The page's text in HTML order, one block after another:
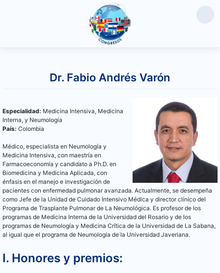
Dr. Fabio Andrés Varón
Especialidad: Medicina Intensiva, Medicina
Interna, y Neumología
País: Colombia
Médico, especialista en Neumología y
Medicina Intensiva, con maestría en
Farmacoeconomía y candidato a Ph.D. en
Biomedicina y Medicina Aplicada, con
énfasis en el manejo e investigación de
pacientes con enfermedad pulmonar avanzada. Actualmente, se desempeña
como Jefe de la Unidad de Cuidado Intensivo Médica y director clínico del
Programa de Trasplante Pulmonar de La Neumológica. Es profesor de los
programas de Medicina Interna de la Universidad del Rosario y de los
programas de Neumología y Medicina Crítica de la Universidad de La Sabana,
al igual que el programa de Neumología de la Universidad Javeriana.
I. Honores y premios: